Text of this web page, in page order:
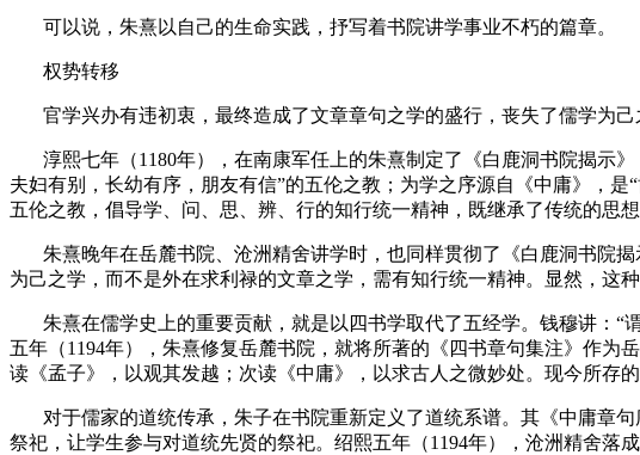
可以说，朱熹以自己的生命实践，抒写着书院讲学事业不朽的篇章。
权势转移
官学兴办有违初衷，最终造成了文章章句之学的盛行，丧失了儒学为
淳熙七年（1180年），在南康军任上的朱熹制定了《白鹿洞书院揭示
夫妇有别，长幼有序，朋友有信”的五伦之教；为学之序源自《中庸》，
五伦之教，倡导学、问、思、辨、行的知行统一精神，既继承了传统的思
朱熹晚年在岳麓书院、沧洲精舍讲学时，也同样贯彻了《白鹿洞书院
为己之学，而不是外在求利禄的文章之学，需有知行统一精神。显然，这
朱熹在儒学史上的重要贡献，就是以四书学取代了五经学。钱穆讲：
五年（1194年），朱熹修复岳麓书院，就将所著的《四书章句集注》作为
读《孟子》，以观其发越；次读《中庸》，以求古人之微妙处。现今所存
对于儒家的道统传承，朱子在书院重新定义了道统系谱。其《中庸章
祭祀，让学生参与对道统先贤的祭祀。绍熙五年（1194年），沧洲精舍落